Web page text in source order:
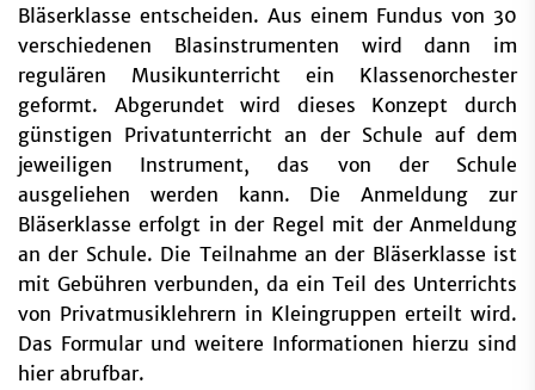
Bläserklasse entscheiden. Aus einem Fundus von 30
verschiedenen Blasinstrumenten wird dann im
regulären Musikunterricht ein Klassenorchester
geformt. Abgerundet wird dieses Konzept durch
günstigen Privatunterricht an der Schule auf dem
jeweiligen Instrument, das von der Schule
ausgeliehen werden kann. Die Anmeldung zur
Bläserklasse erfolgt in der Regel mit der Anmeldung
an der Schule. Die Teilnahme an der Bläserklasse ist
mit Gebühren verbunden, da ein Teil des Unterrichts
von Privatmusiklehrern in Kleingruppen erteilt wird.
Das Formular und weitere Informationen hierzu sind
hier abrufbar.